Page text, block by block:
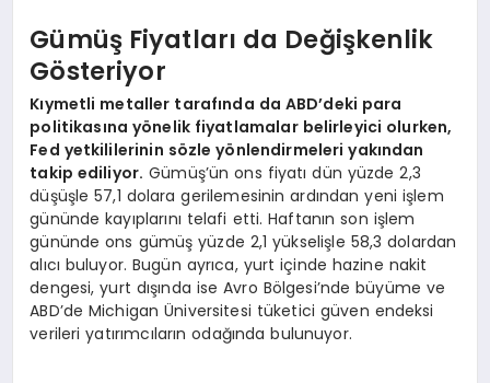
Gümüş Fiyatları da Değişkenlik
Gösteriyor
Kıymetli metaller tarafında da ABD’deki para
politikasına yönelik fiyatlamalar belirleyici olurken,
Fed yetkililerinin sözle yönlendirmeleri yakından
takip ediliyor. Gümüş’ün ons fiyatı dün yüzde 2,3
düşüşle 57,1 dolara gerilemesinin ardından yeni işlem
gününde kayıplarını telafi etti. Haftanın son işlem
gününde ons gümüş yüzde 2,1 yükselişle 58,3 dolardan
alıcı buluyor. Bugün ayrıca, yurt içinde hazine nakit
dengesi, yurt dışında ise Avro Bölgesi’nde büyüme ve
ABD’de Michigan Üniversitesi tüketici güven endeksi
verileri yatırımcıların odağında bulunuyor.